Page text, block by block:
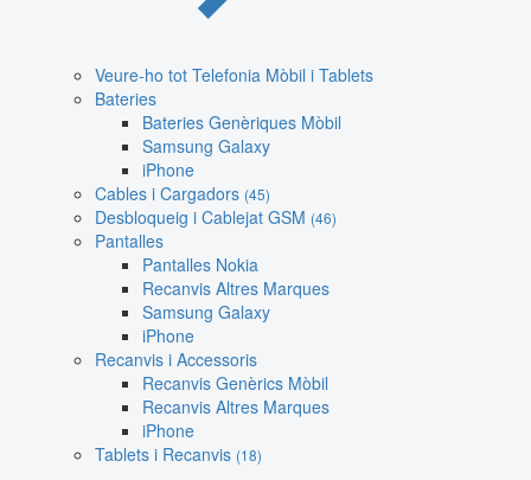
Veure-ho tot Telefonia Mòbil i Tablets
Bateries
Bateries Genèriques Mòbil
Samsung Galaxy
iPhone
Cables i Cargadors (45)
Desbloqueig i Cablejat GSM (46)
Pantalles
Pantalles Nokia
Recanvis Altres Marques
Samsung Galaxy
iPhone
Recanvis i Accessoris
Recanvis Genèrics Mòbil
Recanvis Altres Marques
iPhone
Tablets i Recanvis (18)